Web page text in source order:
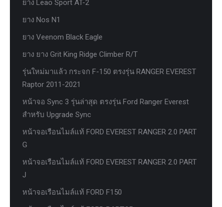
ยาง Leao Sport AT-2
ยาง Nos N1
ยาง Veenom Black Eagle
ยาง ยาง Grit King Ridge Climber R/T
รุ่นใหม่มาแล้ว กระจก F-150 ตรงรุ่น RANGER EVEREST
Raptor 2011-2021
หน้าจอ Sync 3 รุ่นล่าสุด ตรงรุ่น Ford Ranger Everest
สำหรับ Upgrade Sync
หน้าจอเรือนไมล์แท้ FORD EVEREST RANGER 2.0 PART
G
หน้าจอเรือนไมล์แท้ FORD EVEREST RANGER 2.0 PART
J
หน้าจอเรือนไมล์แท้ FORD F150